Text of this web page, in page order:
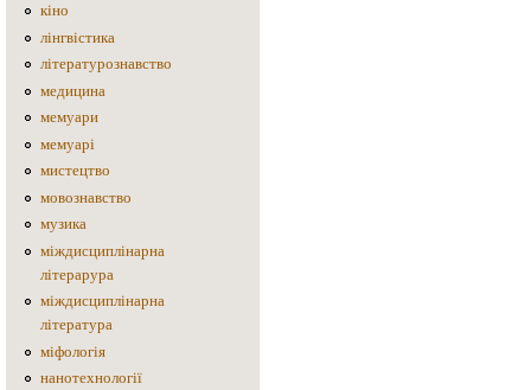
кіно
лінгвістика
літературознавство
медицина
мемуари
мемуарі
мистецтво
мовознавство
музика
міждисциплінарна
літерарура
міждисциплінарна
література
міфологія
нанотехнології